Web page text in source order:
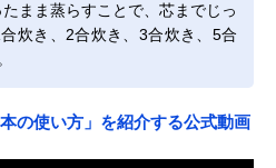
まま蒸らすことで、芯までじっ
炊き、2合炊き、3合炊き、5合
の使い方」を紹介する公式動画